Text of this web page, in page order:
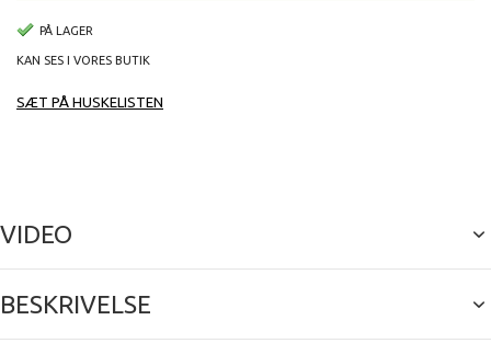
PÅ LAGER
KAN SES I VORES BUTIK
SÆT PÅ HUSKELISTEN
VIDEO
BESKRIVELSE